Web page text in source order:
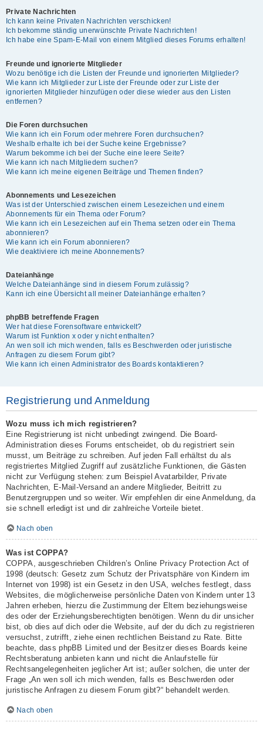
Private Nachrichten
Ich kann keine Privaten Nachrichten verschicken!
Ich bekomme ständig unerwünschte Private Nachrichten!
Ich habe eine Spam-E-Mail von einem Mitglied dieses Forums erhalten!
Freunde und ignorierte Mitglieder
Wozu benötige ich die Listen der Freunde und ignorierten Mitglieder?
Wie kann ich Mitglieder zur Liste der Freunde oder zur Liste der
ignorierten Mitglieder hinzufügen oder diese wieder aus den Listen
entfernen?
Die Foren durchsuchen
Wie kann ich ein Forum oder mehrere Foren durchsuchen?
Weshalb erhalte ich bei der Suche keine Ergebnisse?
Warum bekomme ich bei der Suche eine leere Seite?
Wie kann ich nach Mitgliedern suchen?
Wie kann ich meine eigenen Beiträge und Themen finden?
Abonnements und Lesezeichen
Was ist der Unterschied zwischen einem Lesezeichen und einem
Abonnements für ein Thema oder Forum?
Wie kann ich ein Lesezeichen auf ein Thema setzen oder ein Thema
abonnieren?
Wie kann ich ein Forum abonnieren?
Wie deaktiviere ich meine Abonnements?
Dateianhänge
Welche Dateianhänge sind in diesem Forum zulässig?
Kann ich eine Übersicht all meiner Dateianhänge erhalten?
phpBB betreffende Fragen
Wer hat diese Forensoftware entwickelt?
Warum ist Funktion x oder y nicht enthalten?
An wen soll ich mich wenden, falls es Beschwerden oder juristische
Anfragen zu diesem Forum gibt?
Wie kann ich einen Administrator des Boards kontaktieren?
Registrierung und Anmeldung
Wozu muss ich mich registrieren?
Eine Registrierung ist nicht unbedingt zwingend. Die Board-
Administration dieses Forums entscheidet, ob du registriert sein
musst, um Beiträge zu schreiben. Auf jeden Fall erhältst du als
registriertes Mitglied Zugriff auf zusätzliche Funktionen, die Gästen
nicht zur Verfügung stehen: zum Beispiel Avatarbilder, Private
Nachrichten, E-Mail-Versand an andere Mitglieder, Beitritt zu
Benutzergruppen und so weiter. Wir empfehlen dir eine Anmeldung, da
sie schnell erledigt ist und dir zahlreiche Vorteile bietet.
Nach oben
Was ist COPPA?
COPPA, ausgeschrieben Children’s Online Privacy Protection Act of
1998 (deutsch: Gesetz zum Schutz der Privatsphäre von Kindern im
Internet von 1998) ist ein Gesetz in den USA, welches festlegt, dass
Websites, die möglicherweise persönliche Daten von Kindern unter 13
Jahren erheben, hierzu die Zustimmung der Eltern beziehungsweise
des oder der Erziehungsberechtigten benötigen. Wenn du dir unsicher
bist, ob dies auf dich oder die Website, auf der du dich zu registrieren
versuchst, zutrifft, ziehe einen rechtlichen Beistand zu Rate. Bitte
beachte, dass phpBB Limited und der Besitzer dieses Boards keine
Rechtsberatung anbieten kann und nicht die Anlaufstelle für
Rechtsangelegenheiten jeglicher Art ist; außer solchen, die unter der
Frage „An wen soll ich mich wenden, falls es Beschwerden oder
juristische Anfragen zu diesem Forum gibt?“ behandelt werden.
Nach oben